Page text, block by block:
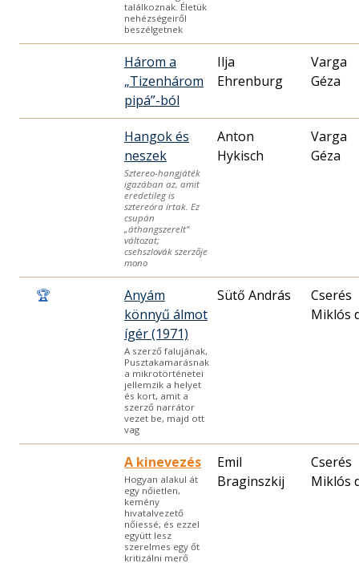
találkoznak. Életük
nehézségeiről
beszélgetnek
Három a
„Tizenhárom
pipá”-ból
Ilja
Ehrenburg
Varga
Géza
Hangok és
neszek
Sztereo-hangjáték
igazában az, amit
eredetileg is
sztereóra írtak. Ez
csupán
„áthangszerelt”
változat;
csehszlovák szerzője
mono
Anton
Hykisch
Varga
Géza
🏆
Anyám
könnyű álmot
ígér (1971)
A szerző falujának,
Pusztakamarásnak
a mikrotörténetei
jellemzik a helyet
és kort, amit a
szerző narrátor
vezet be, majd ott
vag
Sütő András
Cserés
Miklós
A kinevezés
Hogyan alakul át
egy nőietlen,
kemény
hivatalvezető
nőiessé, és ezzel
együtt lesz
szerelmes egy őt
kritizálni merő
Emil
Braginszkij
Cserés
Miklós